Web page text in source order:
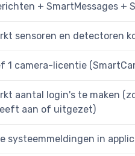
+ SmartMessages +
sensoren en detectoren
1 camera-licentie
aantal login's te maken
aan of uitgezet)
systeemmeldingen in